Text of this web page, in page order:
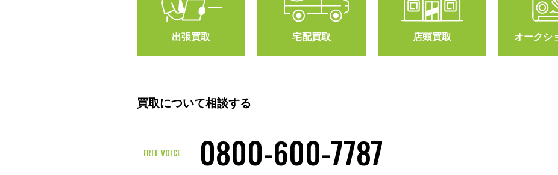
出張買取 宅配買取 店頭買取 オークシ
買取について相談する
FREE VOICE 0800-600-7787